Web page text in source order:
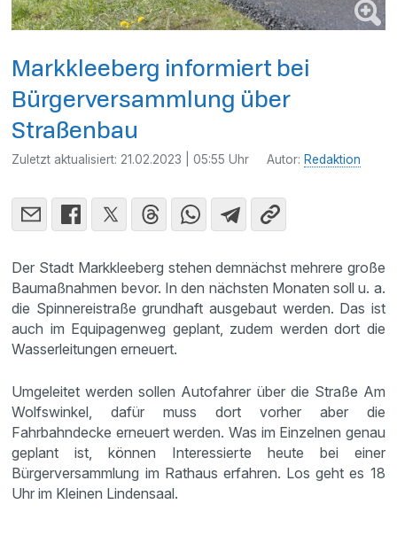
Markkleeberg informiert bei
Bürgerversammlung über
Straßenbau
Zuletzt aktualisiert: 21.02.2023 | 05:55 Uhr Autor: Redaktion
Der Stadt Markkleeberg stehen demnächst mehrere große
Baumaßnahmen bevor. In den nächsten Monaten soll u. a.
die Spinnereistraße grundhaft ausgebaut werden. Das ist
auch im Equipagenweg geplant, zudem werden dort die
Wasserleitungen erneuert.
Umgeleitet werden sollen Autofahrer über die Straße Am
Wolfswinkel, dafür muss dort vorher aber die
Fahrbahndecke erneuert werden. Was im Einzelnen genau
geplant ist, können Interessierte heute bei einer
Bürgerversammlung im Rathaus erfahren. Los geht es 18
Uhr im Kleinen Lindensaal.